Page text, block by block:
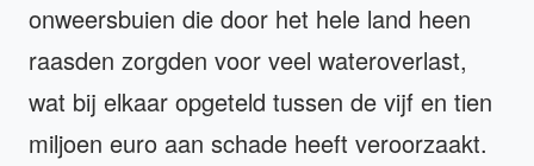
onweersbuien die door het hele land heen
raasden zorgden voor veel wateroverlast,
wat bij elkaar opgeteld tussen de vijf en tien
miljoen euro aan schade heeft veroorzaakt.